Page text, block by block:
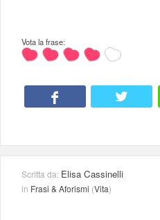
Vota la frase:
Scritta da: Elisa Cassinelli
in Frasi & Aforismi (Vita)